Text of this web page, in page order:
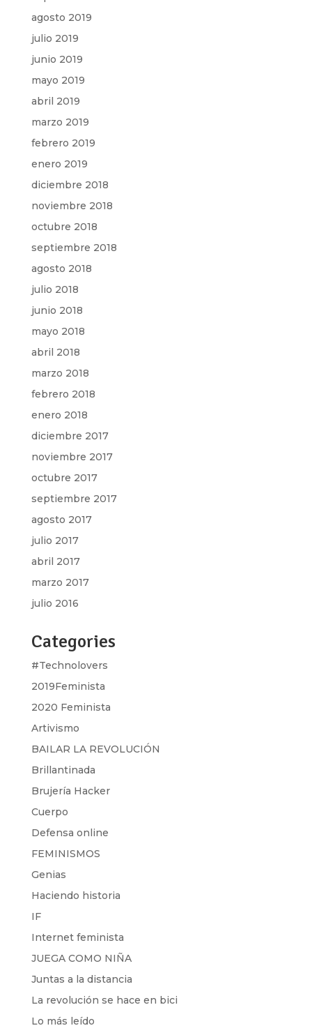
agosto 2019
julio 2019
junio 2019
mayo 2019
abril 2019
marzo 2019
febrero 2019
enero 2019
diciembre 2018
noviembre 2018
octubre 2018
septiembre 2018
agosto 2018
julio 2018
junio 2018
mayo 2018
abril 2018
marzo 2018
febrero 2018
enero 2018
diciembre 2017
noviembre 2017
octubre 2017
septiembre 2017
agosto 2017
julio 2017
abril 2017
marzo 2017
julio 2016
Categories
#Technolovers
2019Feminista
2020 Feminista
Artivismo
BAILAR LA REVOLUCIÓN
Brillantinada
Brujería Hacker
Cuerpo
Defensa online
FEMINISMOS
Genias
Haciendo historia
IF
Internet feminista
JUEGA COMO NIÑA
Juntas a la distancia
La revolución se hace en bici
Lo más leído